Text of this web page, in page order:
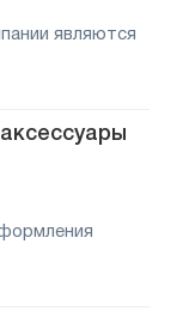
являются